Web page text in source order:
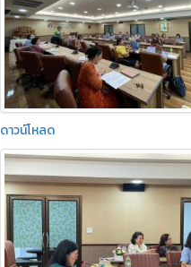
ดาวน์โหลด